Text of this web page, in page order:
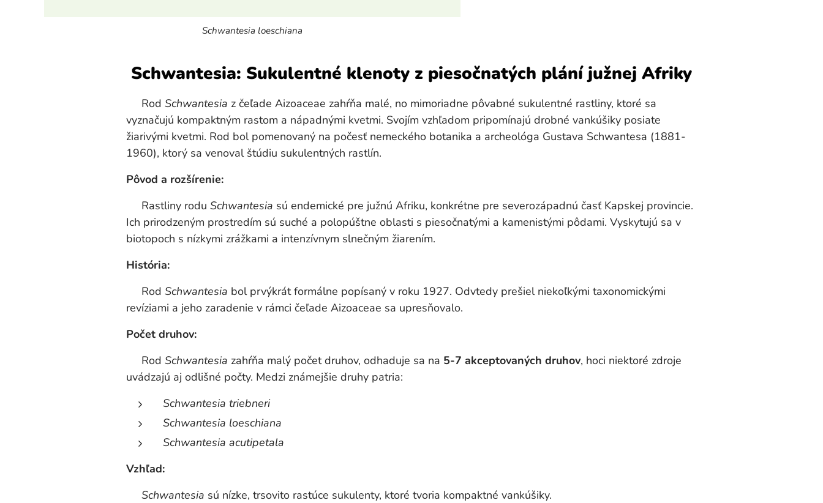
Schwantesia loeschiana
Schwantesia: Sukulentné klenoty z piesočnatých plání južnej Afriky
Rod Schwantesia z čeľade Aizoaceae zahŕňa malé, no mimoriadne pôvabné sukulentné rastliny, ktoré sa
vyznačujú kompaktným rastom a nápadnými kvetmi. Svojím vzhľadom pripomínajú drobné vankúšiky posiate
žiarivými kvetmi. Rod bol pomenovaný na počesť nemeckého botanika a archeológa Gustava Schwantesa (1881-
1960), ktorý sa venoval štúdiu sukulentných rastlín.
Pôvod a rozšírenie:
Rastliny rodu Schwantesia sú endemické pre južnú Afriku, konkrétne pre severozápadnú časť Kapskej provincie.
Ich prirodzeným prostredím sú suché a polopúštne oblasti s piesočnatými a kamenistými pôdami. Vyskytujú sa v
biotopoch s nízkymi zrážkami a intenzívnym slnečným žiarením.
História:
Rod Schwantesia bol prvýkrát formálne popísaný v roku 1927. Odvtedy prešiel niekoľkými taxonomickými
revíziami a jeho zaradenie v rámci čeľade Aizoaceae sa upresňovalo.
Počet druhov:
Rod Schwantesia zahŕňa malý počet druhov, odhaduje sa na 5-7 akceptovaných druhov, hoci niektoré zdroje
uvádzajú aj odlišné počty. Medzi známejšie druhy patria:
Schwantesia triebneri
Schwantesia loeschiana
Schwantesia acutipetala
Vzhľad:
Schwantesia sú nízke, trsovito rastúce sukulenty, ktoré tvoria kompaktné vankúšiky.